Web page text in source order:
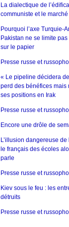
La dialectique de
communiste et le marché
Pourquoi l’axe Turquie-
Pakistan ne se limite
sur le papier
Presse russe et
« Le pipeline décidera
perd des bénéfices mais
ses positions en Irak
Presse russe et
Encore une drôle de
L’illusion dangereuse de
le français des écoles
parle
Presse russe et
Kiev sous le feu : les
détruits
Presse russe et